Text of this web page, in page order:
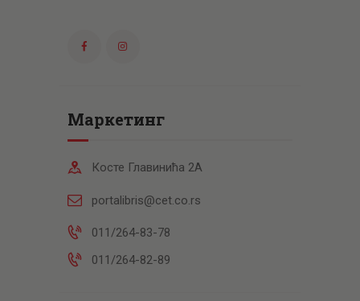
Маркетинг
Косте Главинића 2А
portalibris@cet.co.rs
011/264-83-78
011/264-82-89